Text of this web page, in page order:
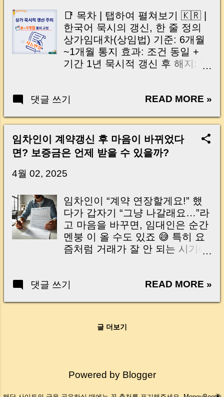
이는 가장 긴장되는 순간 입니다. 실제로 제가
중개 현장에서 겪었던 일입니다. 금요일 오후 3
시, 이체 한도에 막혀 송금이 멈췄고 그 자리에
서 계약이 무산될 뻔한 아찔한 상황이 있었습니
다. 또 어떤 분은 이렇게 말씀하십니다. “내 대출
인데 왜 내 통장으로 안 들어오죠?” “매도인이 대
사실은 ‘구조’를 몰라서 생기는 걱정입니다. 그래
서 오늘은 잔금일에 실제로 돈이 어떻게 움직이
는지, 왜 사고가 나는지, 그리고 무엇을 꼭 준비
드리겠습니다. 이 글 하나만 제대로 이해하시면,
잔금일이 더 이상 두려운 날이 아니라 “내 집을
Introduction (Tap to expand) Have you ever
📑 목차 | 탭하여 펼쳐보기 🇰🇷 |
한국어 묵시의 갱신, 한 줄 정의
상가임대차(상임법) 기준: 6개월
~1개월 통지 효과: 조건 동일 +
기간 1년 묵시적 갱신 후 해지: 임
임대인 6개월 / 임차인 1개월 전
+ 6개월 통고 실무 체크리스트(임
대인/임차인) 🇺🇸 | English | Tap
to open Definition in one line
Commercial lease rule: notice
window (6 to 1 months) Effects:
Termination after renewal:
tenant’s 3-month rule When Civil
Code applies Civil Code notice
periods Jeonse right: term
becomes “unspecified” Practical
checklist | 장사를 접으려 했는
요즘 경기가 쉽지 않습니다. 매출
이 줄어 가게 정리를 고민하는 상
가 임차인들이 늘고 있습니다. 그
있습니다. 해지 통지 시기 입니다.
가 묵시적 갱신 이 되어 계약이 1
댓글 쓰기 READ MORE »
임차인이 계약갱신 후 마음이 바뀌었다
면? 보증금은 언제 받을 수 있을까?
4월 02, 2025
임차인이 “계약 연장할게요!” 했
다가 갑자기 “그냥 나갈래요…”라
고 마음을 바꾸면, 임대인은 순간
멘붕 이 올 수도 있죠 😅 특히 요
즘처럼 거래가 잘 안 되는 시기에
first says, “Let’s renew the
that kind of switch can be a real
rent. 그렇다면, 이런 경우 언제까
지 보증금을 돌려줘야 할까요? 대
법원의 최신 판례를 바탕으로 하
댓글 쓰기 READ MORE »
글 더보기
Powered by Blogger